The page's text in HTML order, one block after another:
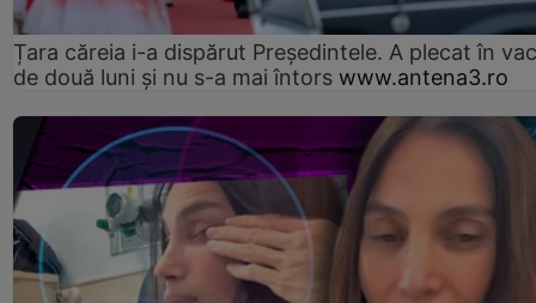
Țara căreia i-a dispărut Președintele. A plecat în
de două luni și nu s-a mai întors www.antena3.ro